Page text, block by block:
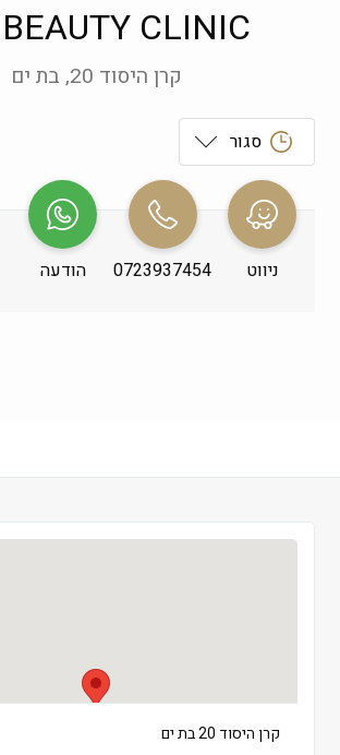
CLINIC
קרן היסוד 20, בת ים
סגור
ראשון
שני
09:00-19:00
שלישי
ניווט 0723937454 הודעה
קרן היסוד 20 בת ים